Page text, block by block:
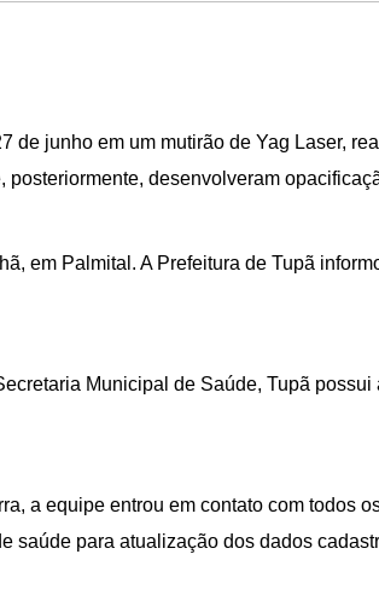
de junho em um mutirão de Yag Laser,
desenvolveram
em Palmital. A Prefeitura de Tupã
Municipal de Saúde, Tupã
a equipe entrou em contato com todos
saúde para atualização dos dados